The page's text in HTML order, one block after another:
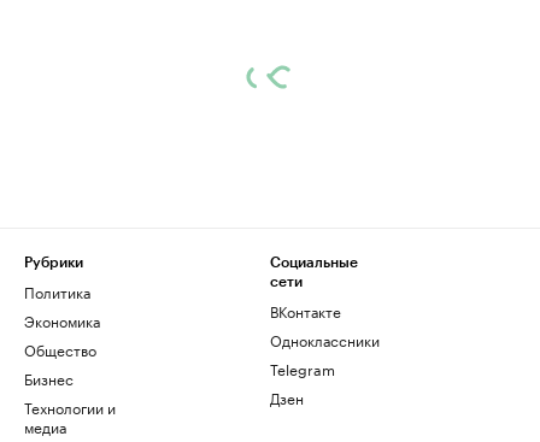
Рубрики
Политика
Экономика
Общество
Бизнес
Технологии и
медиа
Социальные
сети
ВКонтакте
Одноклассники
Telegram
Дзен